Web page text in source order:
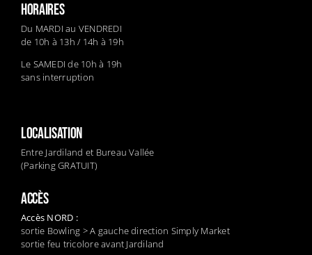
HORAIRES
Du MARDI au VENDREDI
de 10h à 13h / 14h à 19h
Le SAMEDI de 10h à 19h
sans interruption
LOCALISATION
Entre Jardiland et Bureau Vallée
(Parking GRATUIT)
ACCÈS
Accès NORD :
sortie Bowling > A gauche direction Simply Market
sortie feu tricolore avant Jardiland